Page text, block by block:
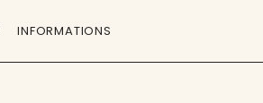
INFORMATIONS